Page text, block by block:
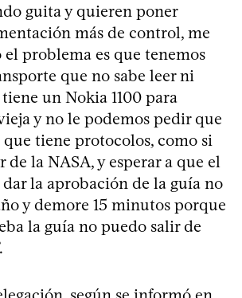
guita y quieren poner
más de control, me
el problema es que tenemos
que no sabe leer ni
un Nokia 1100 para
y no le podemos pedir que
que tiene protocolos, como si
de la NASA, y esperar a que el
la aprobación de la guía no
y demore 15 minutos porque
la guía no puedo salir de